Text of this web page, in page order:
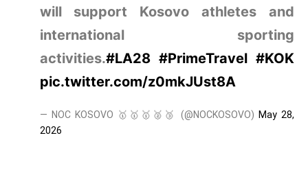
will support Kosovo athletes and
international sporting
activities.#LA28 #PrimeTravel #KOK
pic.twitter.com/z0mkJUst8A
— NOC KOSOVO 🥇🥇🥇🥈🥉 (@NOCKOSOVO) May 28,
2026